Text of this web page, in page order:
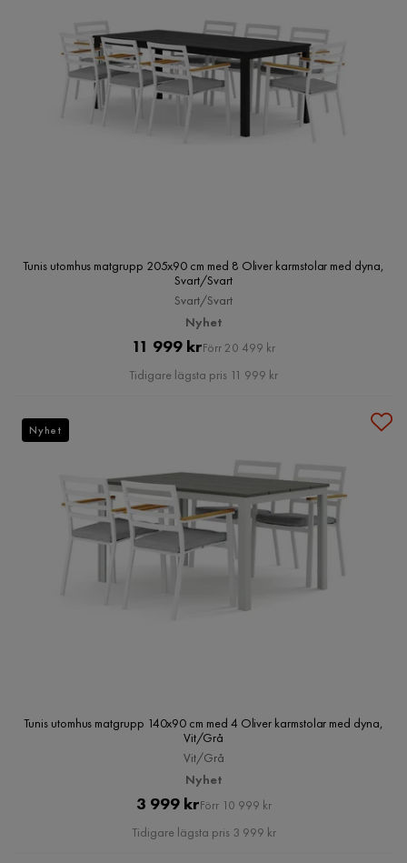
Tunis utomhus matgrupp 205x90 cm med 8 Oliver karmstolar med dyna,
Svart/Svart
Svart/Svart
Nyhet
Pris
11 999 krOriginal
Pris
Förr 20 499 kr
Tidigare lägsta pris 11 999 kr
Tunis utomhus matgrupp 140x90 cm med 4 Oliver karmstolar med dyna,
Vit/Grå
Vit/Grå
Nyhet
Pris
3 999 krOriginal
Pris
Förr 10 999 kr
Tidigare lägsta pris 3 999 kr
Nyhet